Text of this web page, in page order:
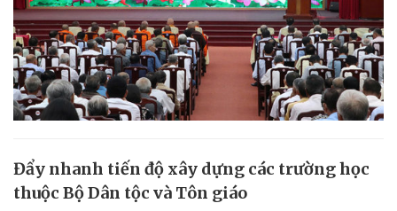
Đẩy nhanh tiến độ xây dựng các trường học
thuộc Bộ Dân tộc và Tôn giáo